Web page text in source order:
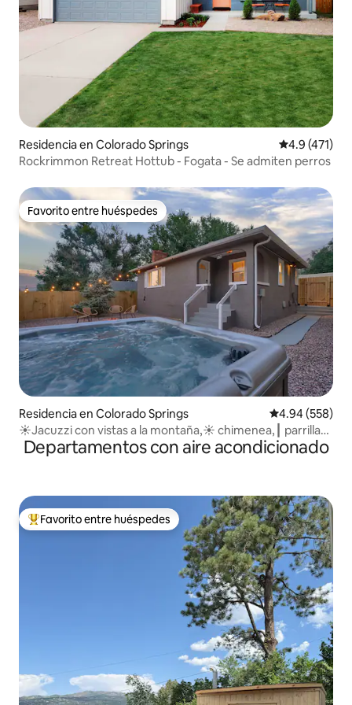
Residencia en Colorado Springs Calificación
4.9 (471)
Rockrimmon Retreat Hottub - Fogata - Se admiten perros
Favorito entre huéspedes
Favorito entre huéspedes
Residencia en Colorado Springs Calificación
4.94 (558)
☀Jacuzzi con vistas a la montaña,☀ chimenea,┃ parrilla
y┃ fogata
Departamentos con aire acondicionado
De los mejores en Favorito entre huéspedes
Favorito entre huéspedes